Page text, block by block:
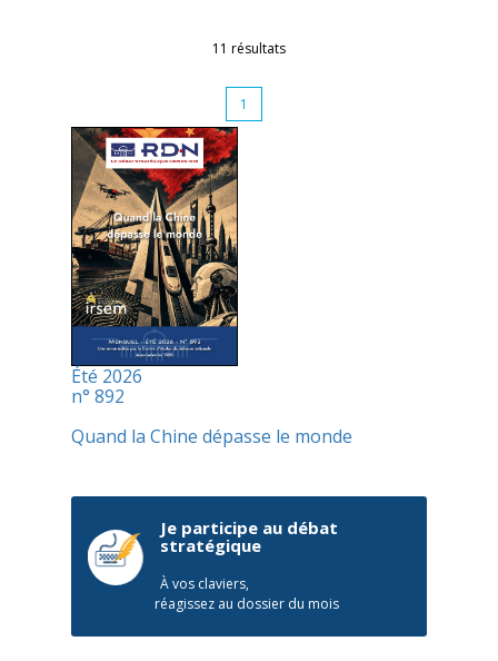
11 résultats
1
Été 2026
n° 892
Quand la Chine dépasse le monde
Je participe au débat
stratégique
À vos claviers,
réagissez au dossier du mois